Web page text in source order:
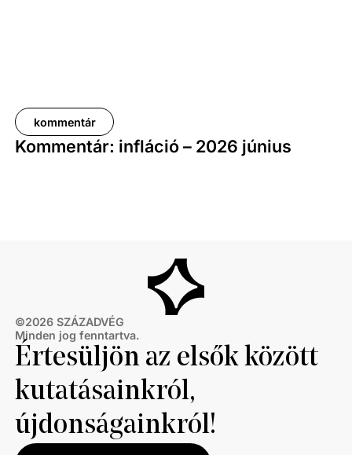
kommentár
Kommentár: infláció – 2026 június
©2026 SZÁZADVÉG
Minden jog fenntartva.
Értesüljön az elsők között
kutatásainkról,
újdonságainkról!